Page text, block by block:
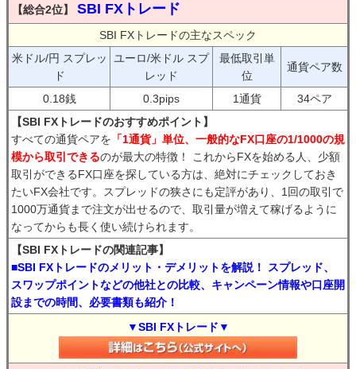
【総合2位】 SBI FXトレード
SBI FXトレードの主なスペック
米ドル/円 スプレッ
ド
ユーロ/米ドル スプ
レッド
最低取引単
位
通貨ペア数
0.18銭 0.3pips 1通貨
34ペア
【SBI FXトレードのおすすめポイント】
すべての通貨ペアを 「1通貨」単位、一般的なFX口座の1/1000の規
模から取引できるのが最大の特徴！ これからFXを始める人、少額
取引ができるFX口座を探している方は、絶対にチェックしておき
たいFX会社です。スプレッドの狭さにも定評があり、1回の取引で
1000万通貨まで注文が出せるので、取引量が増えて稼げるように
なってからも長く使い続けられます。
【SBI FXトレードの関連記事】
■SBI FXトレードのメリット・デメリットを解説！ スプレッド、
スワップポイントなどの他社との比較、キャンペーン情報や口座開
設までの時間、必要書類も紹介！
▼SBI FXトレード▼